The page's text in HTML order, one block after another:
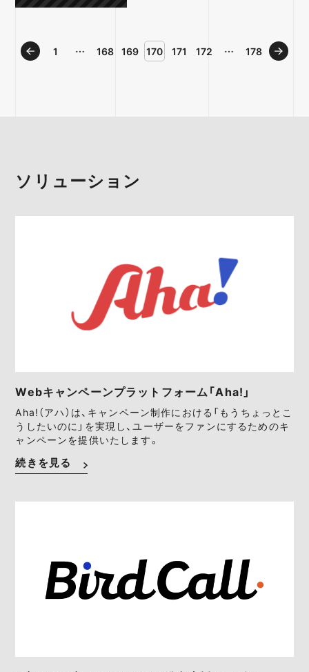
1 … 168 169 170 171 172 … 178
ソリューション
Webキャンペーンプラットフォーム「Aha!」
Aha!（アハ）は、キャンペーン制作における「もうちょっとこ
うしたいのに」を実現し、ユーザーをファンにするためのキ
ャンペーンを提供いたします。
続きを見る